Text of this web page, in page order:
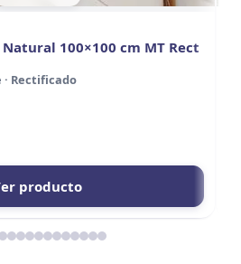
100×100 cm MT Rect
· Rectificado
producto